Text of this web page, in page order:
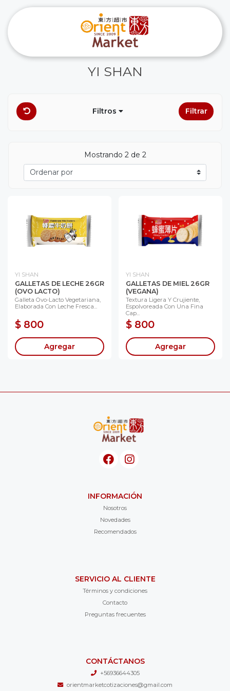
YI SHAN
Filtros Filtrar
Mostrando 2 de 2
YI SHAN
GALLETAS DE LECHE 26GR
(OVO LACTO)
Galleta Ovo-Lacto Vegetariana,
Elaborada Con Leche Fresca...
$ 800
Agregar
YI SHAN
GALLETAS DE MIEL 26GR
(VEGANA)
Textura Ligera Y Crujiente,
Espolvoreada Con Una Fina
Cap...
$ 800
Agregar
INFORMACIÓN
Nosotros
Novedades
Recomendados
SERVICIO AL CLIENTE
Términos y condiciones
Contacto
Preguntas frecuentes
CONTÁCTANOS
+56936644305
orientmarketcotizaciones@gmail.com